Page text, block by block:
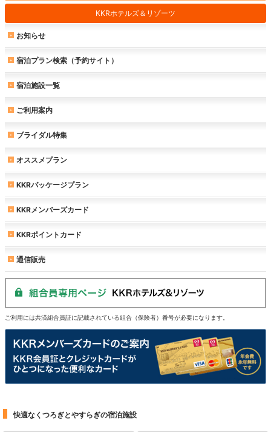
KKRホテルズ＆リゾーツ
お知らせ
宿泊プラン検索（予約サイト）
宿泊施設一覧
ご利用案内
ブライダル特集
オススメプラン
KKRパッケージプラン
KKRメンバーズカード
KKRポイントカード
通信販売
ご利用には共済組合員証に記載されている組合（保険者）番号が必要になります。
快適なくつろぎとやすらぎの宿泊施設